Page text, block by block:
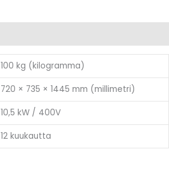
100 kg (kilogramma)
720 × 735 × 1445 mm (millimetri)
10,5 kW / 400V
12 kuukautta